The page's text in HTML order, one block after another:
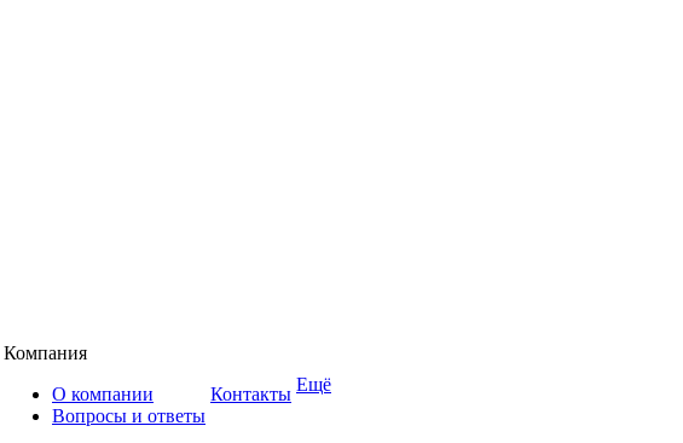
Компания
О компании
Вопросы и ответы
Контакты Ещё